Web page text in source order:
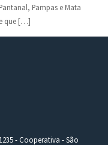
Pampas e Mata
que […]
- Cooperativa - São